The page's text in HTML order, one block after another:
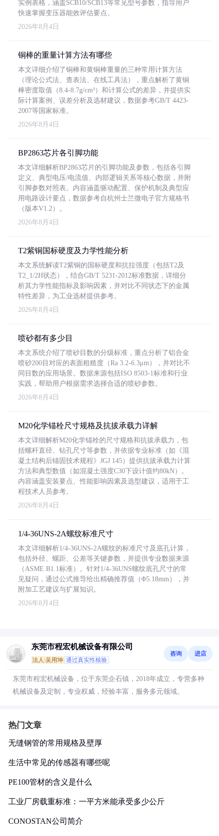
实例表格，涵盖SCB10/SCB13等常见型号参数，指导用户
快速掌握变压器能效评估要点。
2026年8月4日
铜棒的重量计算方法有哪些
本文详细介绍了铜棒和黄铜棒重量的三种常用计算方法
（理论公式法、查表法、在线工具法），重点解析了黄铜
棒密度取值（8.4-8.7g/cm³）和计算公式的差异，并提供实
际计算案例、误差分析及选材建议，数据参考GB/T 4423-
2007等国家标准。
2026年8月4日
BP2863芯片各引脚功能
本文详细解析BP2863芯片的引脚功能及参数，包括各引脚
定义、典型电压/电流值、内部逻辑关系等核心数据，并附
引脚参数对照表。内容涵盖驱动配置、保护机制及典型应
用电路设计要点，数据参考自杭州士兰微电子官方规格书
（版本V1.2）。
2026年8月4日
T2紫铜国标硬度及力学性能分析
本文系统解读T2紫铜的国标硬度和抗拉强度（包括T2及
T2_1/2H状态），结合GB/T 5231-2012标准数据，详细分
析其力学性能指标及影响因素，并对比不同状态下的金属
特性差异，为工业选材提供参考。
2026年8月4日
喷砂都有多少目
本文系统介绍了喷砂目数的分级标准，重点分析了铝合金
喷砂200目对应的表面粗糙度（Ra 3.2-6.3μm），并对比不
同目数的应用场景。数据来源包括ISO 8503-1标准和行业
实践，帮助用户根据需求选择合适的喷砂参数。
2026年8月4日
M20化学锚栓尺寸规格及抗拔承载力详解
本文详细解析M20化学锚栓的尺寸规格和抗拔承载力，包
括螺杆直径、钻孔尺寸等参数，并依据专业标准（如《混
凝土结构后锚固技术规程》JGJ 145）提供抗拔承载力计算
方法和典型数值（如混凝土强度C30下设计值约80kN）。
内容涵盖安装要点、性能影响因素及选型建议，适用于工
程技术人员参考。
2026年8月4日
1/4-36UNS-2A螺纹标准尺寸
本文详细解析1/4-36UNS-2A螺纹的标准尺寸及底孔计算，
包括外径、螺距、公差等关键参数，并提供专业数据来源
（ASME B1.1标准）。针对1/4-36UNS螺纹底孔尺寸的常
见疑问，通过公式推导给出精确推荐值（Φ5.18mm），并
附加工艺建议与扩展知识。
2026年8月4日
东莞市程宏机械设备有限公司
法人:吴用坤 通过真实性核验
咨询 进店
东莞市程宏机械设备，位于东莞企石镇，2018年成立，专营多种
机械设备及定制，专业权威，经验丰富，服务多元领域。
热门文章
无缝钢管的常用规格及壁厚
生活中常见的传感器有哪些呢
PE100管材的含义是什么
工业厂房载重标准：一平方米能承受多少公斤
CONOSTAN公司简介